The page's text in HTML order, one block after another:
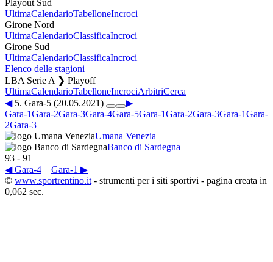
Playout Sud
UltimaCalendarioTabelloneIncroci
Girone Nord
UltimaCalendarioClassificaIncroci
Girone Sud
UltimaCalendarioClassificaIncroci
Elenco delle stagioni
LBA Serie A ❯ Playoff
UltimaCalendarioTabelloneIncrociArbitriCerca
◀5. Gara-5 (20.05.2021)
▶
Gara-1Gara-2Gara-3Gara-4Gara-5Gara-1Gara-2Gara-3Gara-1Gara-
2Gara-3
Umana Venezia
Banco di Sardegna
93 - 91
◀ Gara-4
Gara-1 ▶
© www.sportrentino.it - strumenti per i siti sportivi - pagina creata in
0,062 sec.